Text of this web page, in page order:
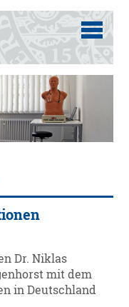
Dr. Niklas
mit dem
in Deutschland